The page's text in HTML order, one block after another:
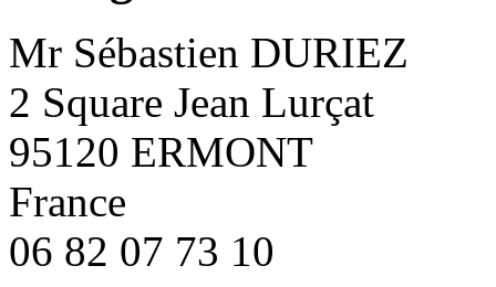
Mr Sébastien DURIEZ
2 Square Jean Lurçat
95120 ERMONT
France
06 82 07 73 10